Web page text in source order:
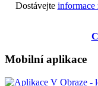
Dostávejte informace
Mobilní aplikace